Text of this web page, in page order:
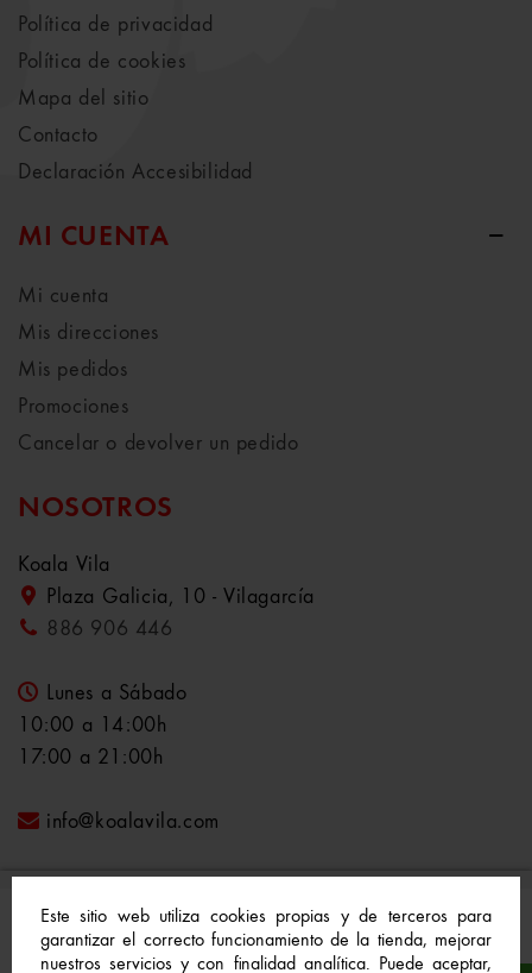
Este sitio web utiliza cookies propias y de terceros para
garantizar el correcto funcionamiento de la tienda, mejorar
nuestros servicios y con finalidad analítica. Puede aceptar,
Política de privacidad
Política de cookies
Mapa del sitio
Contacto
Declaración Accesibilidad
MI CUENTA
Mi cuenta
Mis direcciones
Mis pedidos
Promociones
Cancelar o devolver un pedido
NOSOTROS
Koala Vila
Plaza Galicia, 10 - Vilagarcía
886 906 446
Lunes a Sábado
10:00 a 14:00h
17:00 a 21:00h
info@koalavila.com